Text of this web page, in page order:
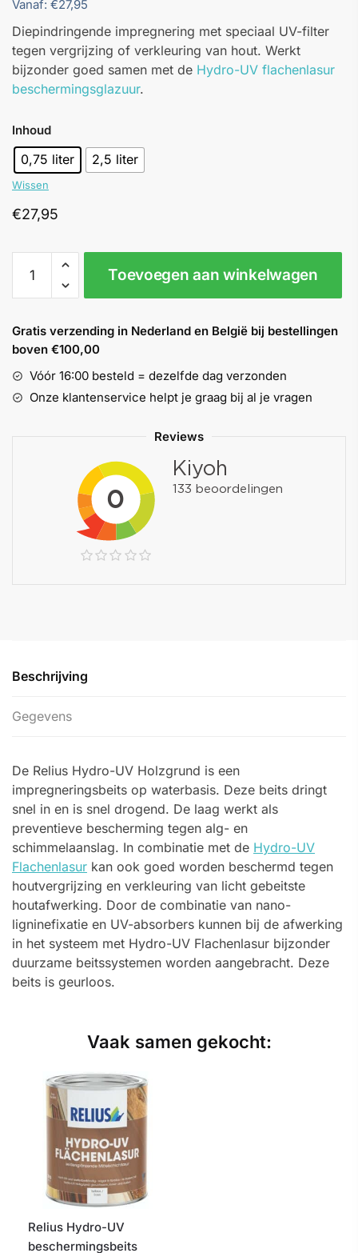
Vanaf: €27,95
Diepindringende impregnering met speciaal UV-filter
tegen vergrijzing of verkleuring van hout. Werkt
bijzonder goed samen met de Hydro-UV flachenlasur
beschermingsglazuur.
Inhoud
0,75 liter 2,5 liter
Wissen
€27,95
Hydro-
UV
(zijdemat)
aantal
Toevoegen aan winkelwagen
Gratis verzending in Nederland en België bij bestellingen
boven €100,00
Vóór 16:00 besteld = dezelfde dag verzonden
Onze klantenservice helpt je graag bij al je vragen
Reviews
Beschrijving
Gegevens
De Relius Hydro-UV Holzgrund is een
impregneringsbeits op waterbasis. Deze beits dringt
snel in en is snel drogend. De laag werkt als
preventieve bescherming tegen alg- en
schimmelaanslag. In combinatie met de Hydro-UV
Flachenlasur kan ook goed worden beschermd tegen
houtvergrijzing en verkleuring van licht gebeitste
houtafwerking. Door de combinatie van nano-
ligninefixatie en UV-absorbers kunnen bij de afwerking
in het systeem met Hydro-UV Flachenlasur bijzonder
duurzame beitssystemen worden aangebracht. Deze
beits is geurloos.
Vaak samen gekocht:
Relius Hydro-UV
beschermingsbeits